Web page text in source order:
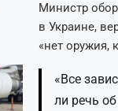
Министр
в Украине,
«нет оружия,
«Все
ли речь